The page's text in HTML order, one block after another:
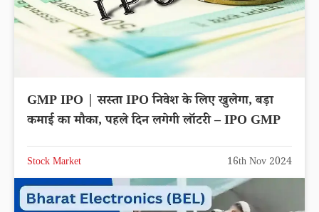
GMP IPO | सस्ता IPO निवेश के लिए खुलेगा, बड़ा
कमाई का मौका, पहले दिन लगेगी लॉटरी – IPO GMP
Stock Market 16th Nov 2024